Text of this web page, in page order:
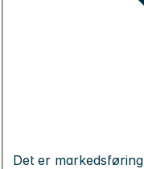
Det er markedsføring